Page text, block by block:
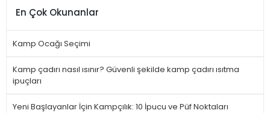
En Çok Okunanlar
Kamp Ocağı Seçimi
Kamp çadırı nasıl ısınır? Güvenli şekilde kamp çadırı ısıtma
ipuçları
Yeni Başlayanlar İçin Kampçılık: 10 İpucu ve Püf Noktaları